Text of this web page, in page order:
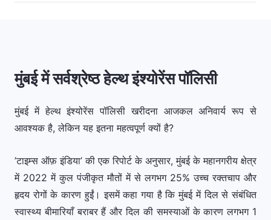
मुंबई में सर्वश्रेष्ठ हेल्थ इंश्योरेंस पॉलिसी
मुंबई में हेल्थ इंश्योरेंस पॉलिसी खरीदना आजकल अनिवार्य रूप से
आवश्यक है, लेकिन यह इतना महत्वपूर्ण क्यों है?
’टाइम्स ऑफ़ इंडिया’ की एक रिपोर्ट के अनुसार, मुंबई के महानगरीय क्षेत्र
में 2022 में कुल पंजीकृत मौतों में से लगभग 25% उच्च रक्तचाप और
हृदय रोगों के कारण हुईं। इसमें कहा गया है कि मुंबई में दिल से संबंधित
स्वास्थ्य बीमारियाँ बराबर हैं और दिल की समस्याओं के कारण लगभग 1